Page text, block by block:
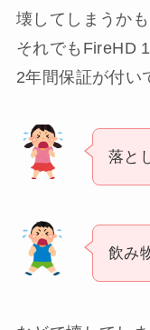
壊してしまうかも
それでもFireHD
2年間保証が付い
落と
飲み